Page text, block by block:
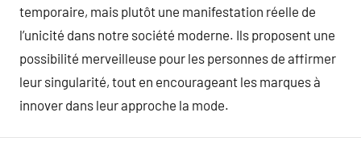
temporaire, mais plutôt une manifestation réelle de
l’unicité dans notre société moderne. Ils proposent une
possibilité merveilleuse pour les personnes de affirmer
leur singularité, tout en encourageant les marques à
innover dans leur approche la mode.